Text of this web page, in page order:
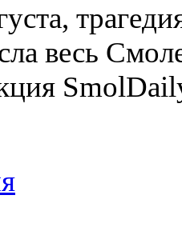
весь